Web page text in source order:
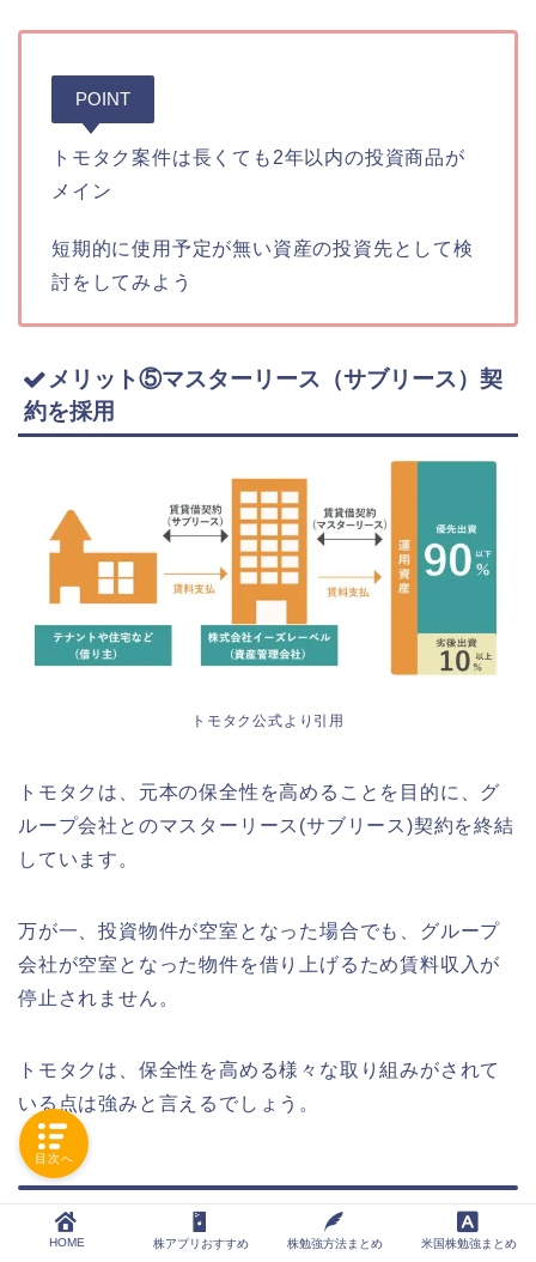
POINT
トモタク案件は長くても2年以内の投資商品が
メイン
短期的に使用予定が無い資産の投資先として検
討をしてみよう
メリット⑤マスターリース（サブリース）契
約を採用
トモタク公式より引用
トモタクは、元本の保全性を高めることを目的に、グ
ループ会社とのマスターリース(サブリース)契約を終結
しています。
万が一、投資物件が空室となった場合でも、グループ
会社が空室となった物件を借り上げるため賃料収入が
停止されません。
トモタクは、保全性を高める様々な取り組みがされて
いる点は強みと言えるでしょう。
TOMOTAQU（トモタク）ファンド
情報
HOME 株アプリおすすめ 株勉強方法まとめ 米国株勉強まとめ
目次へ